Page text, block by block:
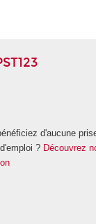
d'aucune
? Découvrez